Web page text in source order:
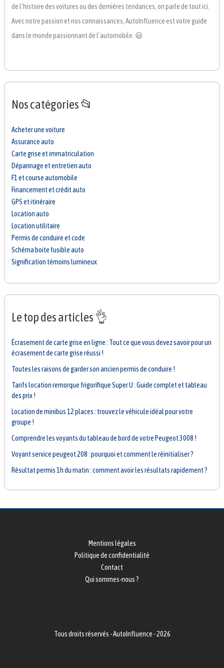
de l’histoire des voitures ou des dernières tendances, on parle de tout ici.
Avec notre passion et nos connaissances, AutoInfluence est votre guide
dans le monde passionnant de l’automobile. 😃
Nos catégories 📂
Acheter une voiture
Assurance auto
Carte grise et immatriculation
Dépannage et entretien auto
F1 et course automobile
Financement et crédit auto
GPS et itinéraire
Location auto
Location utilitaire
Permis de conduire et code
Schéma boite fusible auto
Signification témoins lumineux
Le top des articles 👌
Écrasement de carte grise en ligne : Tout ce que vous devez savoir pour un
écrasement de carte grise réussi !
Toutes les raisons de garder son ancien permis de conduire !
Tarifs location remorque frigorifique Super U : Guide complet et tableau
des prix !
Location de minibus 12 places : trouvez le véhicule idéal pour votre
groupe !
Comprendre les voyants du tableau de bord de votre Peugeot 3008 !
Voyant service peugeot 208 : pourquoi et comment le réinitialiser ?
Résultat permis 1h du matin : comment avoir les résultats rapidement ?
Mentions légales
Politique de confidentialité
Contact
Qui sommes-nous ?
Tous droits réservés - AutoInfluence - 2026